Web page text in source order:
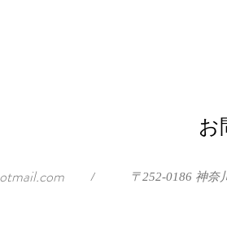
お
/ 〒252-0186 神奈